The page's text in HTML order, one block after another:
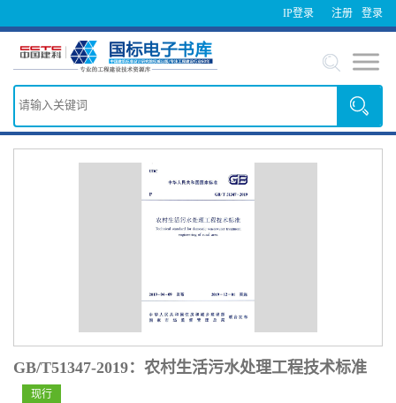
IP登录 登录
注册
GB/T51347-2019：农村生活污水处理工程技术标准
现行